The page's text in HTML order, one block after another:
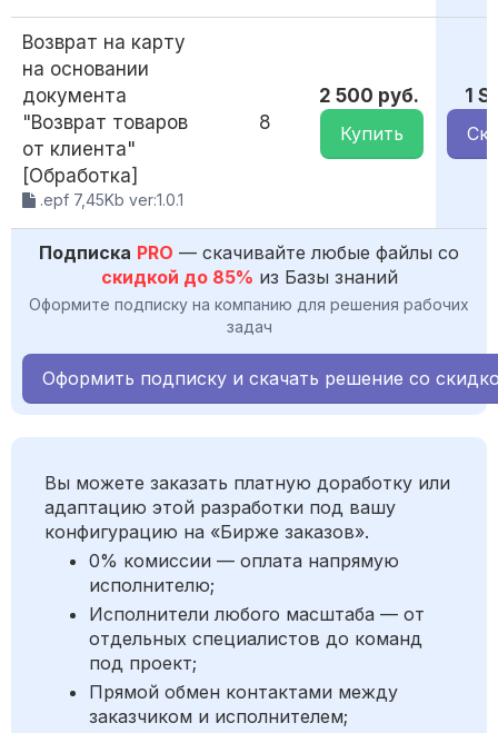
Возврат на карту
на основании
документа
"Возврат товаров
от клиента"
[Обработка]
.epf 7,45Kb ver:1.0.1
8
2 500 руб.
Купить
1
Подписка PRO — скачивайте любые файлы со
скидкой до 85% из Базы знаний
Оформите подписку на компанию для решения рабочих
задач
Оформить подписку и скачать решение со
Вы можете заказать платную доработку или
адаптацию этой разработки под вашу
конфигурацию на «Бирже заказов».
0% комиссии — оплата напрямую
исполнителю;
Исполнители любого масштаба — от
отдельных специалистов до команд
под проект;
Прямой обмен контактами между
заказчиком и исполнителем;